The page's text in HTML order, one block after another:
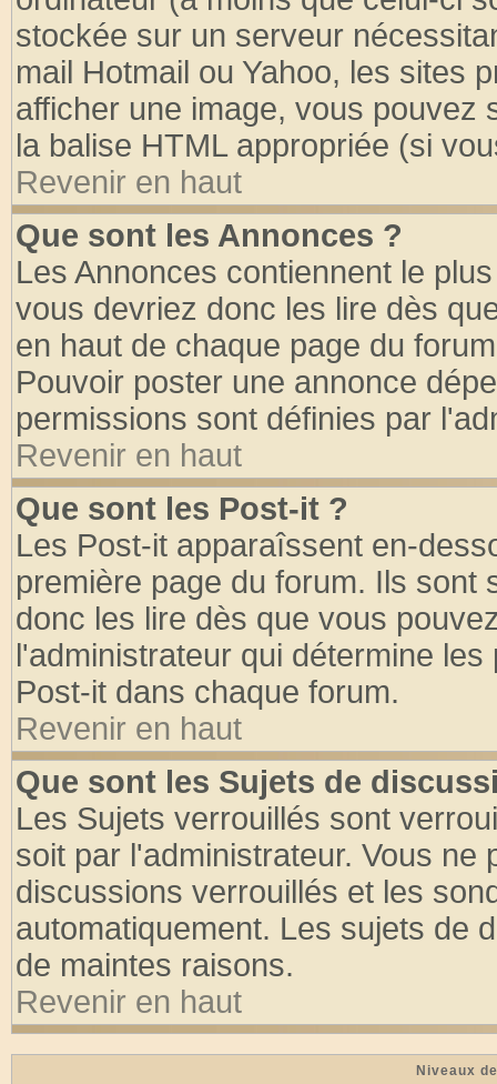
stockée sur un serveur
mail Hotmail ou Yahoo, les sites
afficher une image, vous pouvez
la balise HTML appropriée (si
Revenir en haut
Que sont les Annonces ?
Les Annonces contiennent le
vous devriez donc les lire dès
en haut de chaque page du
Pouvoir poster une annonce
permissions sont définies par
Revenir en haut
Que sont les Post-it ?
Les Post-it apparaîssent en-
première page du forum. Ils
donc les lire dès que vous
l'administrateur qui détermine
Post-it dans chaque forum.
Revenir en haut
Que sont les Sujets de
Les Sujets verrouillés sont
soit par l'administrateur. Vous
discussions verrouillés et les
automatiquement. Les sujets de
de maintes raisons.
Revenir en haut
Niveaux